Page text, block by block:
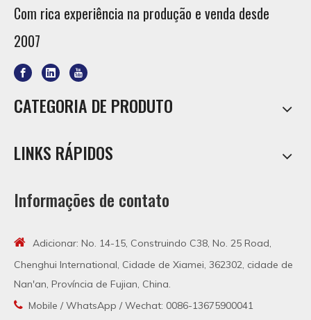
Com rica experiência na produção e venda desde
2007
CATEGORIA DE PRODUTO
LINKS RÁPIDOS
Informações de contato
 Adicionar: No. 14-15, Construindo C38, No. 25 Road,
Chenghui International, Cidade de Xiamei, 362302, cidade de
Nan'an, Província de Fujian, China.
 Mobile / WhatsApp / Wechat: 0086-13675900041